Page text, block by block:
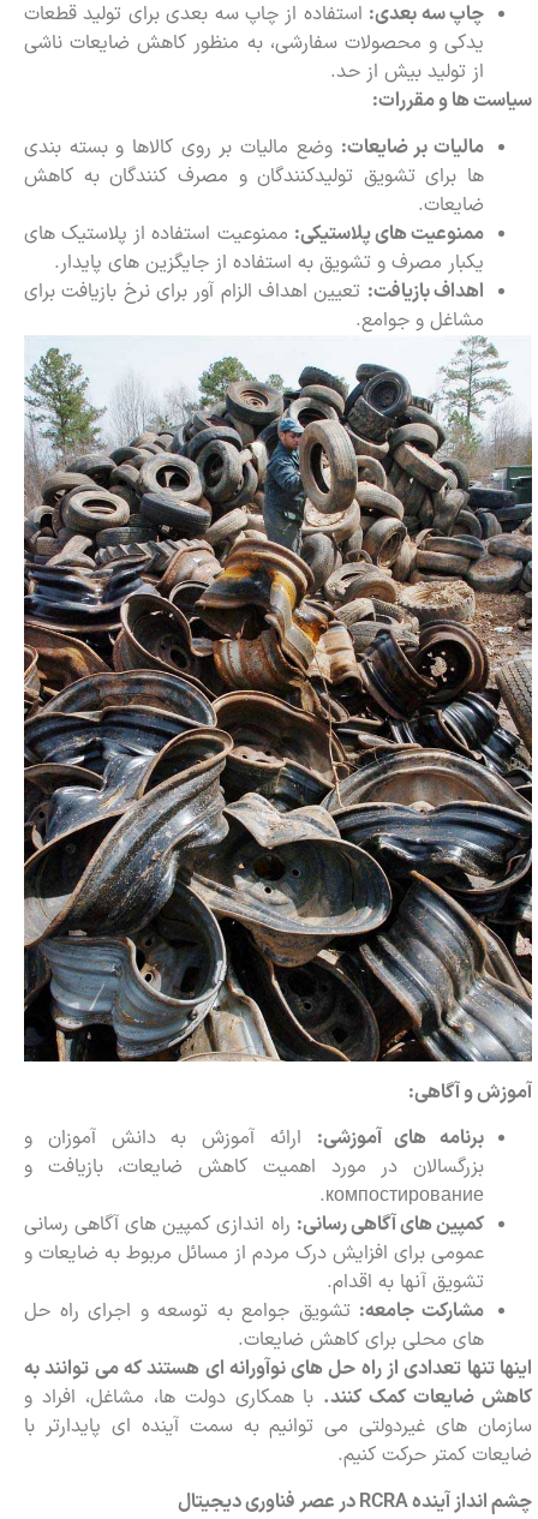
چاپ سه بعدی: استفاده از چاپ سه بعدی برای تولید قطعات
یدکی و محصولات سفارشی، به منظور کاهش ضایعات ناشی
از تولید بیش از حد.
سیاست ها و مقررات:
مالیات بر ضایعات: وضع مالیات بر روی کالاها و بسته بندی
ها برای تشویق تولیدکنندگان و مصرف کنندگان به کاهش
ضایعات.
ممنوعیت های پلاستیکی: ممنوعیت استفاده از پلاستیک های
یکبار مصرف و تشویق به استفاده از جایگزین های پایدار.
اهداف بازیافت: تعیین اهداف الزام آور برای نرخ بازیافت برای
مشاغل و جوامع.
آموزش و آگاهی:
برنامه های آموزشی: ارائه آموزش به دانش آموزان و
بزرگسالان در مورد اهمیت کاهش ضایعات، بازیافت و
компостирование.
کمپین های آگاهی رسانی: راه اندازی کمپین های آگاهی رسانی
عمومی برای افزایش درک مردم از مسائل مربوط به ضایعات و
تشویق آنها به اقدام.
مشارکت جامعه: تشویق جوامع به توسعه و اجرای راه حل
های محلی برای کاهش ضایعات.
اینها تنها تعدادی از راه حل های نوآورانه ای هستند که می توانند به
کاهش ضایعات کمک کنند. با همکاری دولت ها، مشاغل، افراد و
سازمان های غیردولتی می توانیم به سمت آینده ای پایدارتر با
ضایعات کمتر حرکت کنیم.
چشم انداز آیندهRCRAدر عصر فناوری دیجیتال